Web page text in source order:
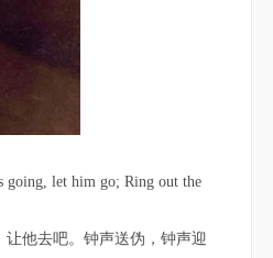
going, let him go; Ring out the
他去吧。钟声送伪，钟声迎